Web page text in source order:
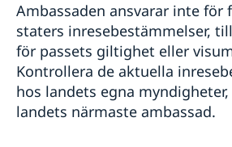
Ambassaden ansvarar inte för
staters inresebestämmelser,
för passets giltighet eller
Kontrollera de aktuella
hos landets egna
landets närmaste ambassad.